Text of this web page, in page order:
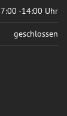
7:00 -14:00 Uhr
geschlossen